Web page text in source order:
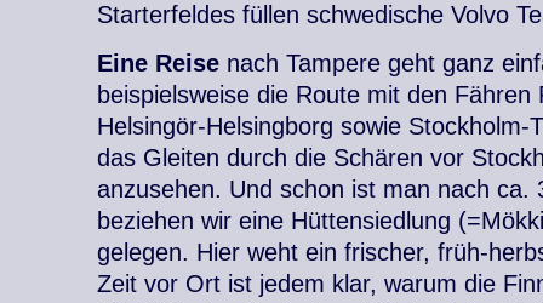
Starterfeldes füllen schwedische Volvo
Eine Reise nach Tampere geht ganz
beispielsweise die Route mit den Fähren
Helsingör-Helsingborg sowie Stockholm-
das Gleiten durch die Schären vor
anzusehen. Und schon ist man nach ca.
beziehen wir eine Hüttensiedlung
gelegen. Hier weht ein frischer, früh-
Zeit vor Ort ist jedem klar, warum die